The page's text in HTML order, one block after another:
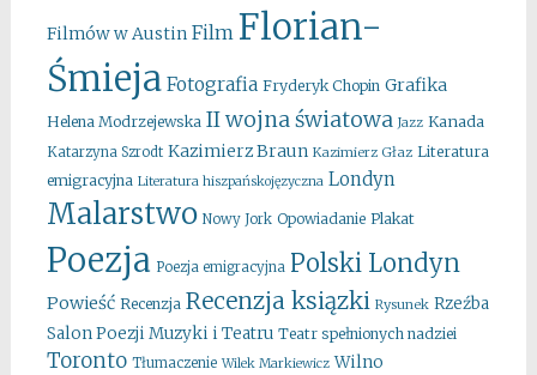
Filmów w Austin Film Florian-
Śmieja Fotografia Fryderyk Chopin Grafika
Helena Modrzejewska II wojna światowa Jazz Kanada
Katarzyna Szrodt Kazimierz Braun Kazimierz Głaz Literatura
emigracyjna Literatura hiszpańskojęzyczna Londyn
Malarstwo Nowy Jork Opowiadanie Plakat
Poezja Poezja emigracyjna Polski Londyn
Powieść Recenzja Recenzja ksiązki Rysunek Rzeźba
Salon Poezji Muzyki i Teatru Teatr spełnionych nadziei
Toronto Tłumaczenie Wilek Markiewicz Wilno